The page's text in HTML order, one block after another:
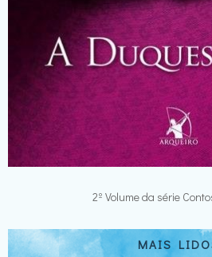
2º Volume da série
MAIS